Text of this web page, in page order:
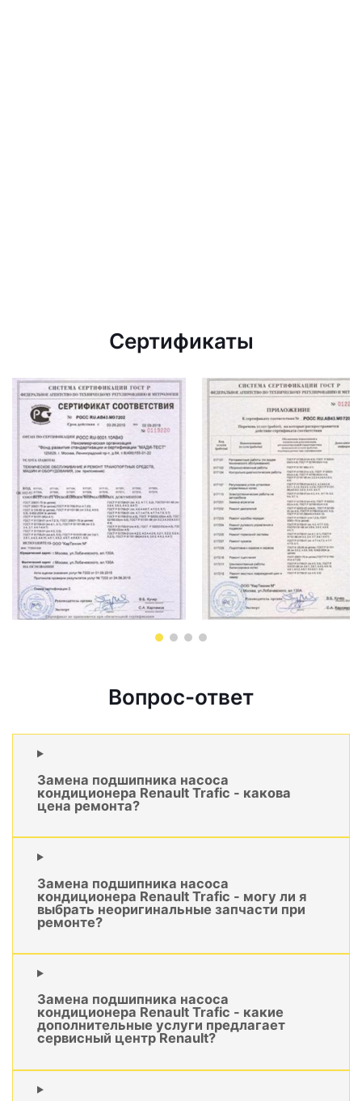
Сертификаты
Вопрос-ответ
Замена подшипника насоса
кондиционера Renault Trafic - какова
цена ремонта?
Замена подшипника насоса
кондиционера Renault Trafic - могу ли я
выбрать неоригинальные запчасти при
ремонте?
Замена подшипника насоса
кондиционера Renault Trafic - какие
дополнительные услуги предлагает
сервисный центр Renault?